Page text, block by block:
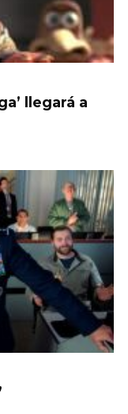
llegará a